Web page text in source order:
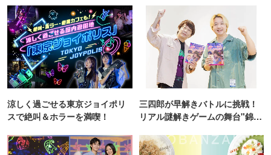
涼しく過ごせる東京ジョイポリ
スで絶叫＆ホラーを満喫！
三四郎が早解きバトルに挑戦！
リアル謎解きゲームの舞台"錦糸